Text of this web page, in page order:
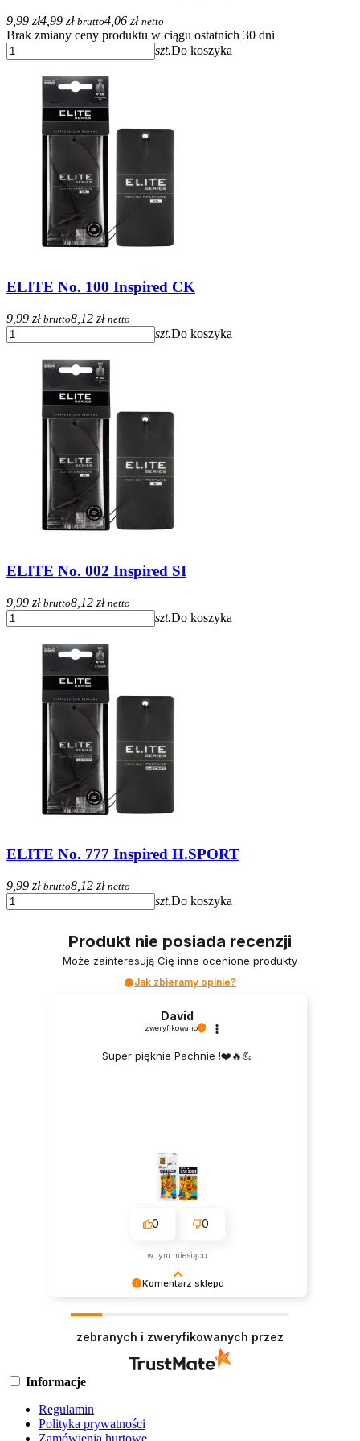
9,99 zł4,99 zł brutto4,06 zł netto
Brak zmiany ceny produktu w ciągu ostatnich 30 dni
szt.Do koszyka
ELITE No. 100 Inspired CK
9,99 zł brutto8,12 zł netto
szt.Do koszyka
ELITE No. 002 Inspired SI
9,99 zł brutto8,12 zł netto
szt.Do koszyka
ELITE No. 777 Inspired H.SPORT
9,99 zł brutto8,12 zł netto
szt.Do koszyka
Produkt nie posiada recenzji
Może zainteresują Cię inne ocenione produkty
Jak zbieramy opinie?
Komentarz sklepu
David
zweryfikowano
Super pięknie Pachnie !❤️🔥💪
0 0
w tym miesiącu
zebranych i zweryfikowanych przez
Informacje
Regulamin
Polityka prywatności